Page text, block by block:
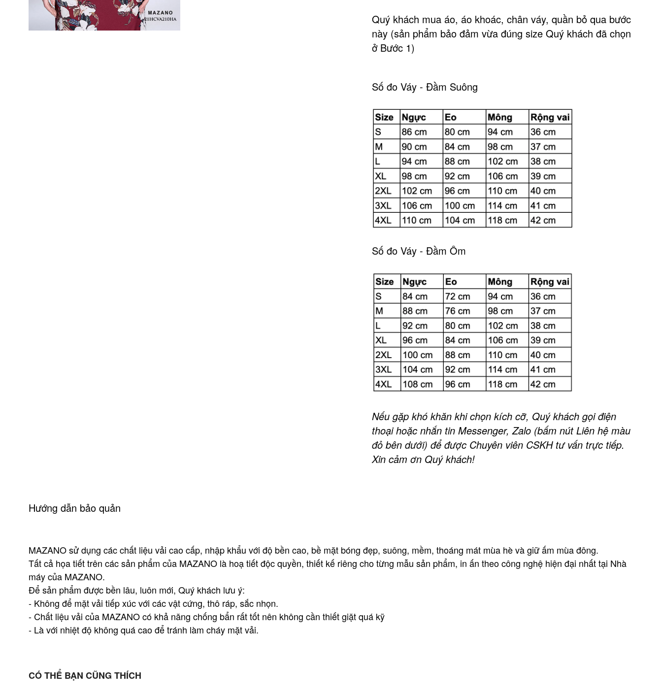
Quý khách mua áo, áo khoác, chân váy, quần bỏ qua bước
này (sản phẩm bảo đảm vừa đúng size Quý khách đã chọn
ở Bước 1)
Số đo Váy - Đầm Suông
Số đo Váy - Đầm Ôm
Nếu gặp khó khăn khi chọn kích cỡ, Quý khách gọi điện
thoại hoặc nhắn tin Messenger, Zalo (bấm nút Liên hệ màu
đỏ bên dưới) để được Chuyên viên CSKH tư vấn trực tiếp.
Xin cảm ơn Quý khách!
MAZANO sử dụng các chất liệu vải cao cấp, nhập khẩu với độ bền cao, bề mặt bóng đẹp, suông, mềm, thoáng mát mùa hè và giữ ấm mùa đông.
Tất cả họa tiết trên các sản phẩm của MAZANO là hoạ tiết độc quyền, thiết kế riêng cho từng mẫu sản phẩm, in ấn theo công nghệ hiện đại nhất tại Nhà
máy của MAZANO.
Để sản phẩm được bền lâu, luôn mới, Quý khách lưu ý:
- Không để mặt vải tiếp xúc với các vật cứng, thô ráp, sắc nhọn.
- Chất liệu vải của MAZANO có khả năng chống bẩn rất tốt nên không cần thiết giặt quá kỹ
- Là với nhiệt độ không quá cao để tránh làm cháy mặt vải.
Hướng dẫn bảo quản
CÓ THỂ BẠN CŨNG THÍCH